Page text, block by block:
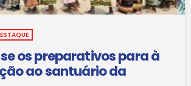
os preparativos para à
ao santuário da